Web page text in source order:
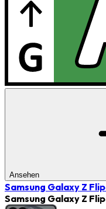
Ansehen
Samsung Galaxy Z
Samsung Galaxy Z